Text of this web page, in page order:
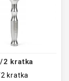
2 kratka
kratka